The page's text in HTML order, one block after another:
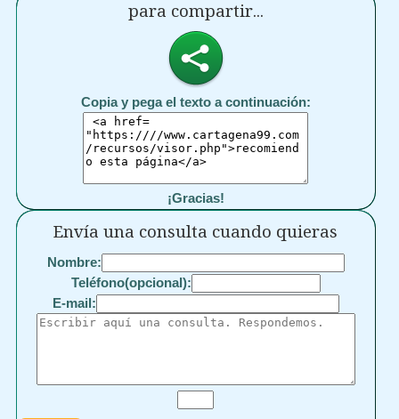
para compartir...
Copia y pega el texto a continuación:
¡Gracias!
Envía una consulta cuando quieras
Nombre:
Teléfono(opcional):
E-mail: